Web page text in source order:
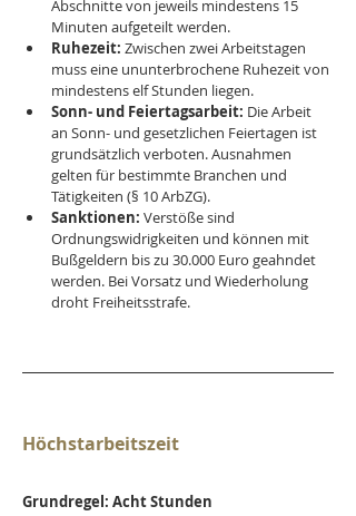
Abschnitte von jeweils mindestens 15
Minuten aufgeteilt werden.
Ruhezeit: Zwischen zwei Arbeitstagen
muss eine ununterbrochene Ruhezeit von
mindestens elf Stunden liegen.
Sonn- und Feiertagsarbeit: Die Arbeit
an Sonn- und gesetzlichen Feiertagen ist
grundsätzlich verboten. Ausnahmen
gelten für bestimmte Branchen und
Tätigkeiten (§ 10 ArbZG).
Sanktionen: Verstöße sind
Ordnungswidrigkeiten und können mit
Bußgeldern bis zu 30.000 Euro geahndet
werden. Bei Vorsatz und Wiederholung
droht Freiheitsstrafe.
Höchstarbeitszeit
Grundregel: Acht Stunden